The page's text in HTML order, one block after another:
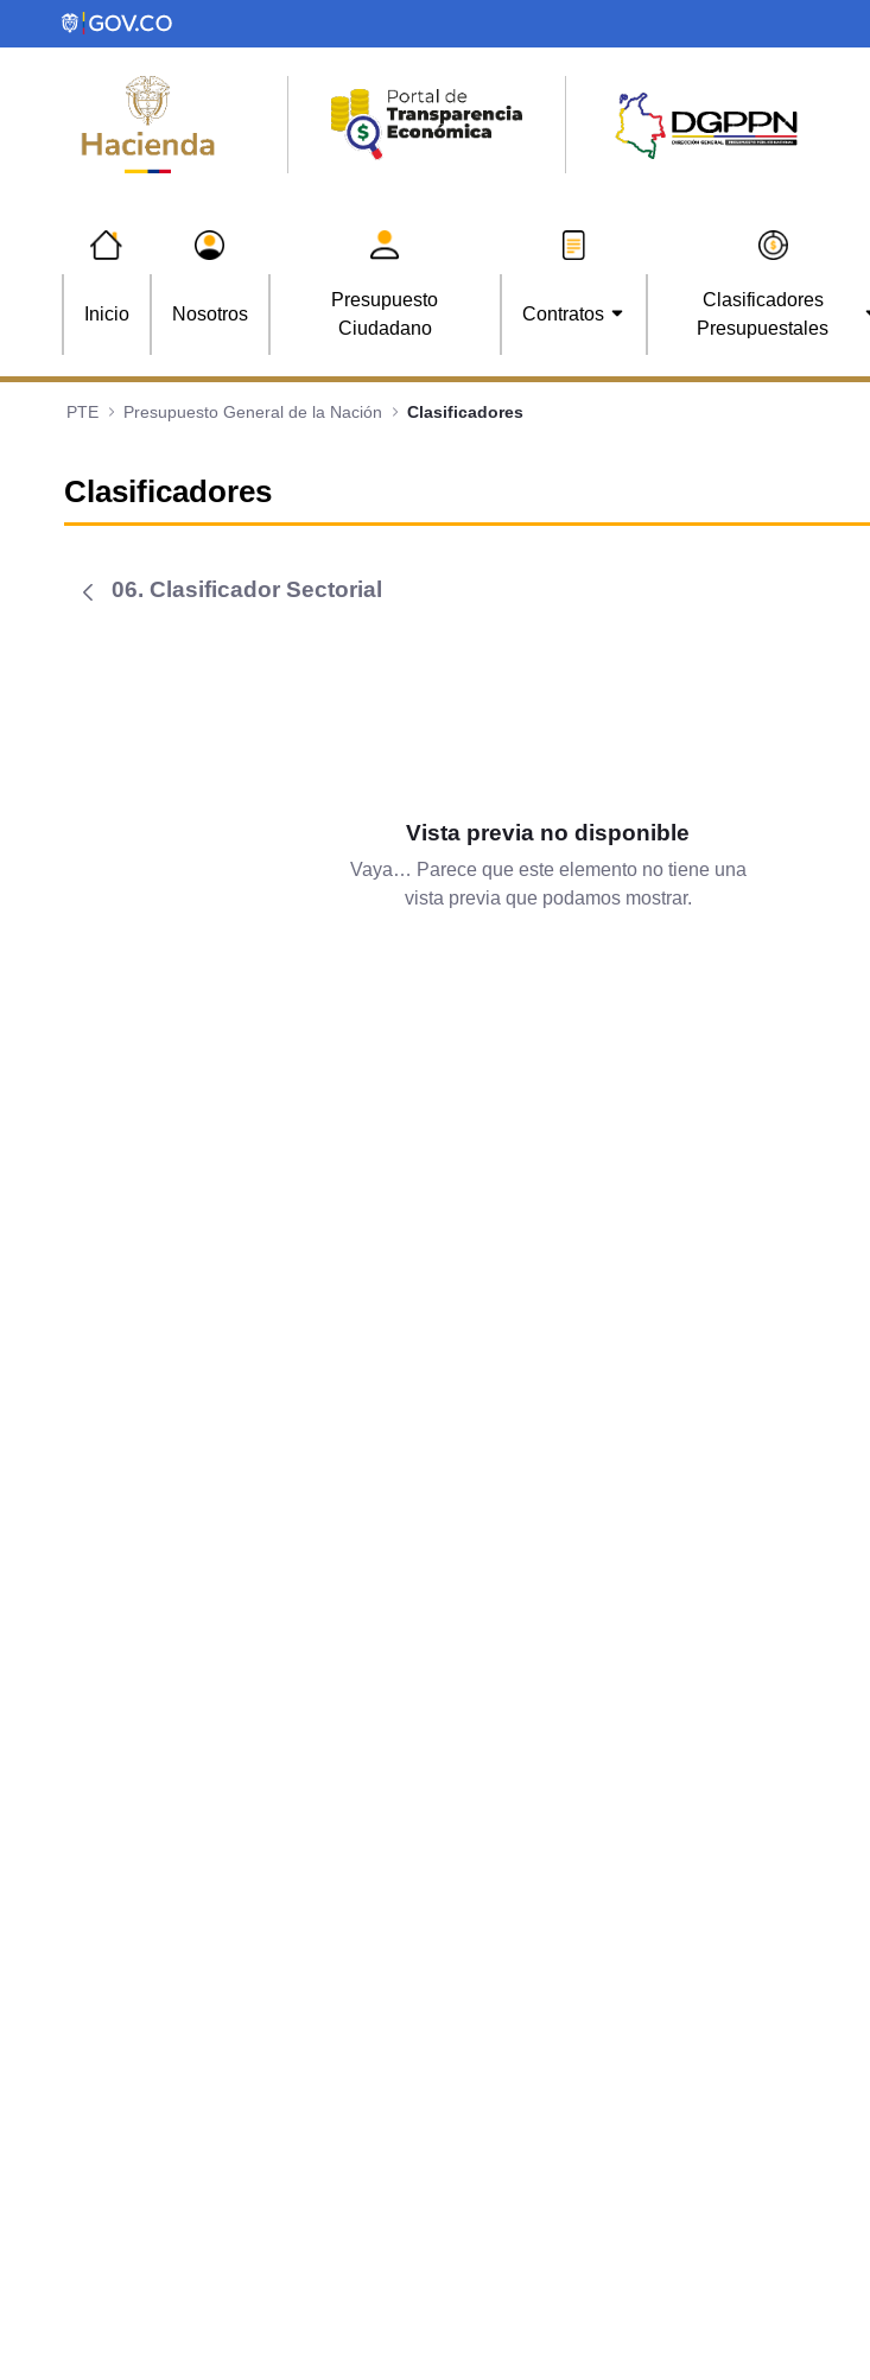
Saltar al contenido principal
Inicio Nosotros
Presupuesto
Ciudadano
Contratos
Clasificadores
Presupuestales
PTE Presupuesto General de la Nación Clasificadores
Clasificadores
06. Clasificador Sectorial
Vista previa no disponible
Vaya… Parece que este elemento no tiene una
vista previa que podamos mostrar.